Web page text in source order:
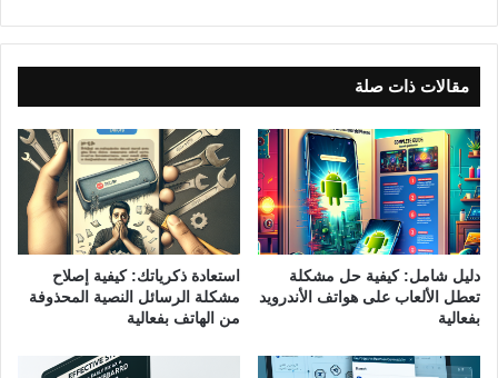
مقالات ذات صلة
دليل شامل: كيفية حل مشكلة
تعطل الألعاب على هواتف الأندرويد
بفعالية
استعادة ذكرياتك: كيفية إصلاح
مشكلة الرسائل النصية المحذوفة
من الهاتف بفعالية